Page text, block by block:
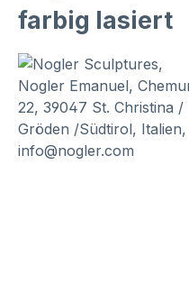
farbig lasiert
Bildergalerie überspringen